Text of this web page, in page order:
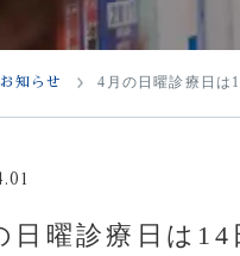
お知らせ 4月の日曜診療日は
日曜診療日は14